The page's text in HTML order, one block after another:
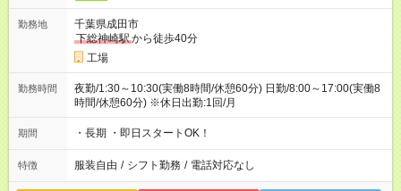
勤務地
千葉県成田市
下総神崎駅から徒歩40分
工場
勤務時間
夜勤/1:30～10:30(実働8時間/休憩60分) 日勤/8:00～17:00(実働8
時間/休憩60分) ※休日出勤:1回/月
期間 ・長期 ・即日スタートOK！
特徴 服装自由 / シフト勤務 / 電話対応なし